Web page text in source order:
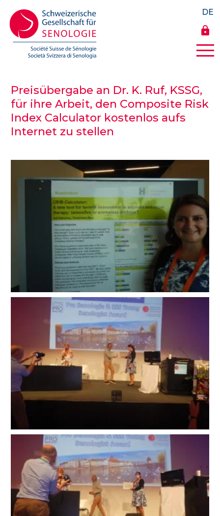
lock
DE
Preisübergabe an Dr. K. Ruf, KSSG,
für ihre Arbeit, den Composite Risk
Index Calculator kostenlos aufs
Internet zu stellen